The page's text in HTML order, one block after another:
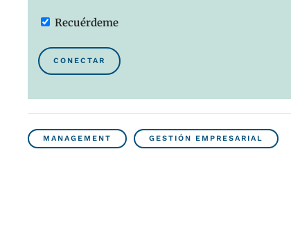
Recuérdeme
CONECTAR
MANAGEMENT GESTIÓN EMPRESARIAL